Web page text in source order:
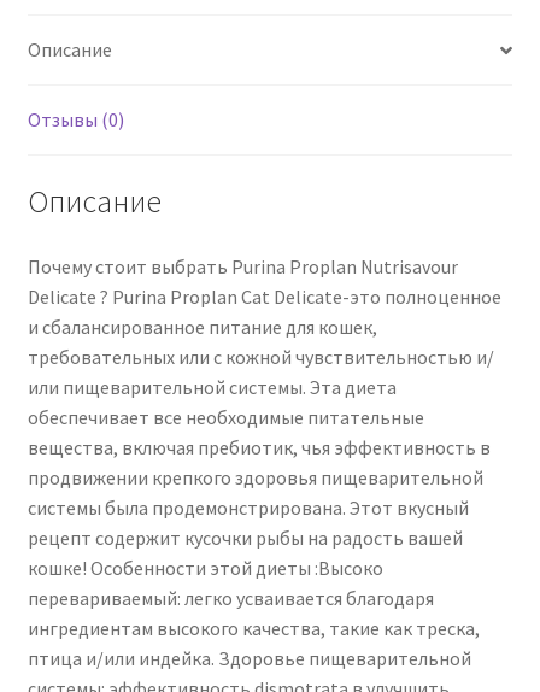
пакетиков,
г
Описание
Отзывы (0)
Описание
Почему стоит выбрать Purina Proplan Nutrisavour
Delicate ? Purina Proplan Cat Delicate-это полноценное
и сбалансированное питание для кошек,
требовательных или с кожной чувствительностью и/
или пищеварительной системы. Эта диета
обеспечивает все необходимые питательные
вещества, включая пребиотик, чья эффективность в
продвижении крепкого здоровья пищеварительной
системы была продемонстрирована. Этот вкусный
рецепт содержит кусочки рыбы на радость вашей
кошке! Особенности этой диеты :Высоко
перевариваемый: легко усваивается благодаря
ингредиентам высокого качества, такие как треска,
птица и/или индейка. Здоровье пищеварительной